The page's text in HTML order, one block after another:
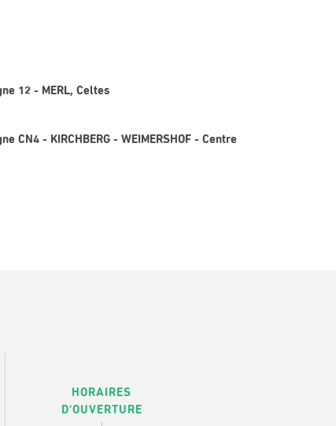
12 - MERL, Celtes
CN4 - KIRCHBERG - WEIMERSHOF - Centre
HORAIRES
D'OUVERTURE